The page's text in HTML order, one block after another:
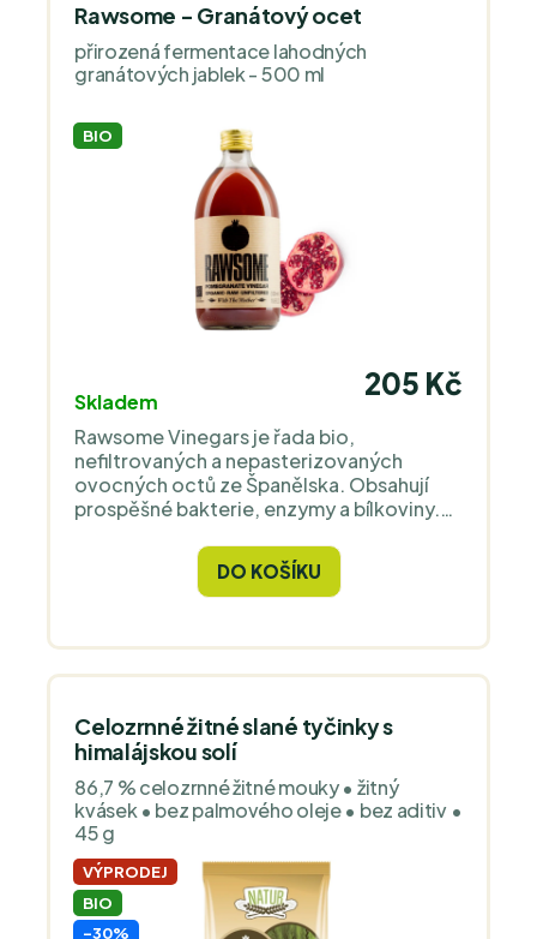
Rawsome - Granátový ocet
přirozená fermentace lahodných
granátových jablek - 500 ml
BIO
Skladem
205 Kč
Rawsome Vinegars je řada bio,
nefiltrovaných a nepasterizovaných
ovocných octů ze Španělska. Obsahují
prospěšné bakterie, enzymy a bílkoviny.
raw stavu? Tak si ho pojďte vychutnat na
steroidech, kterou je fermentace! (:
DO KOŠÍKU
Celozrnné žitné slané tyčinky s
himalájskou solí
86,7 % celozrnné žitné mouky • žitný
kvásek • bez palmového oleje • bez aditiv •
45 g
VÝPRODEJ
BIO
-30%